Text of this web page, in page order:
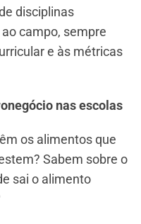
disciplinas
campo, sempre
e às métricas
nas escolas
os alimentos que
Sabem sobre o
sai o alimento